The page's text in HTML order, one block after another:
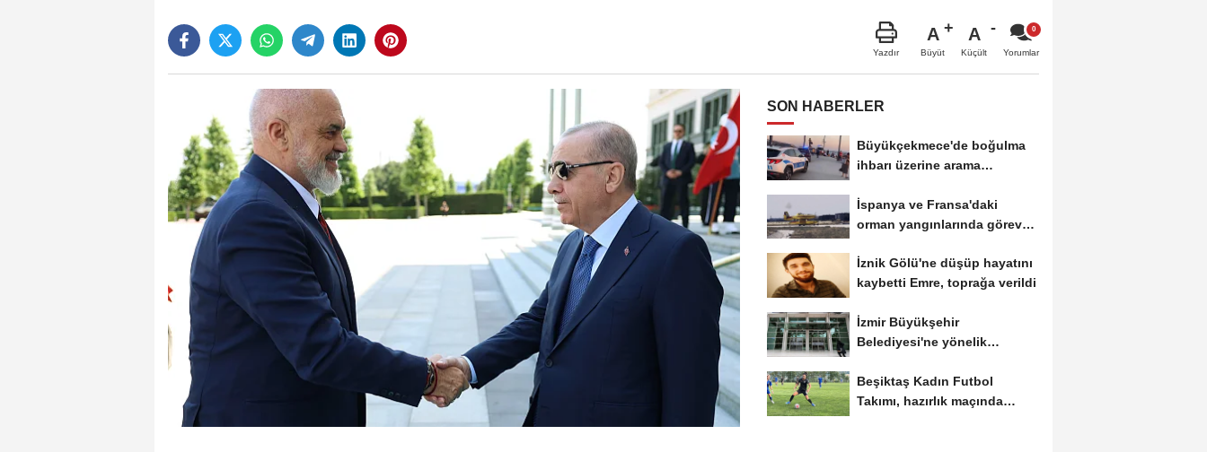
Yazdır
A
Büyüt
A
Küçült Yorumlar
SON HABERLER
Büyükçekmece'de boğulma
ihbarı üzerine arama
İspanya ve Fransa'daki
orman yangınlarında görev
İznik Gölü'ne düşüp hayatını
kaybetti Emre, toprağa verildi
İzmir Büyükşehir
Belediyesi'ne yönelik
Ağbaba'nın...
Beşiktaş Kadın Futbol
Takımı, hazırlık maçında